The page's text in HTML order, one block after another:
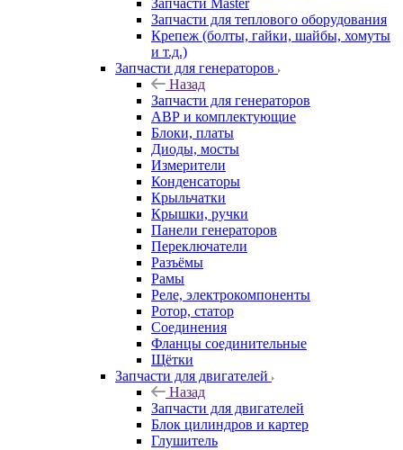
Запчасти Master
Запчасти для теплового оборудования
Крепеж (болты, гайки, шайбы, хомуты
и т.д.)
Запчасти для генераторов
Назад
Запчасти для генераторов
АВР и комплектующие
Блоки, платы
Диоды, мосты
Измерители
Конденсаторы
Крыльчатки
Крышки, ручки
Панели генераторов
Переключатели
Разъёмы
Рамы
Реле, электрокомпоненты
Ротор, статор
Соединения
Фланцы соединительные
Щётки
Запчасти для двигателей
Назад
Запчасти для двигателей
Блок цилиндров и картер
Глушитель